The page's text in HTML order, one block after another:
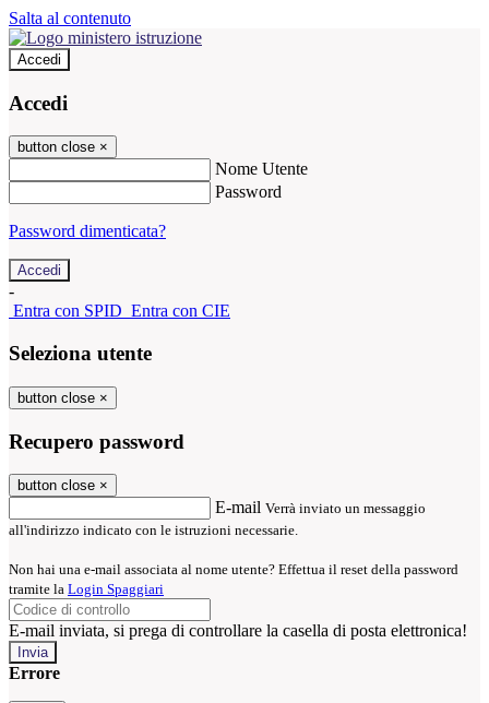
Salta al contenuto
Accedi
Accedi
button close ×
Nome Utente
Password
Password dimenticata?
-
Entra con SPID Entra con CIE
Seleziona utente
button close ×
Recupero password
button close ×
E-mail Verrà inviato un messaggio
all'indirizzo indicato con le istruzioni necessarie.
Non hai una e-mail associata al nome utente? Effettua il reset della password
tramite la Login Spaggiari
E-mail inviata, si prega di controllare la casella di posta elettronica!
Errore